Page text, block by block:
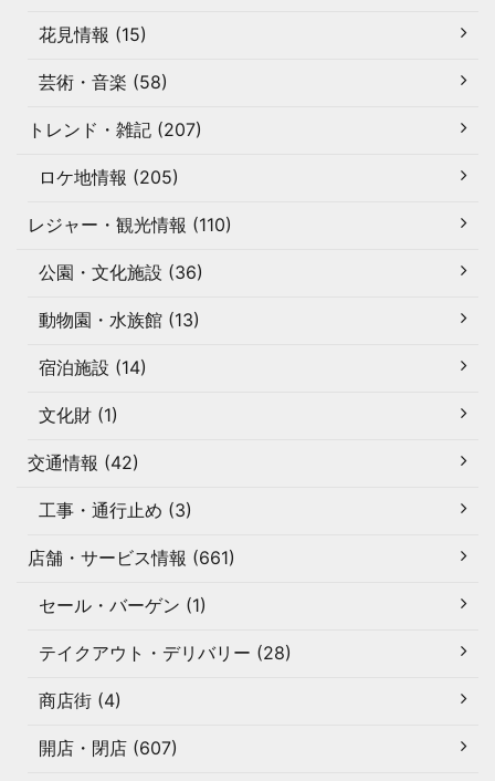
花見情報 (15)
芸術・音楽 (58)
トレンド・雑記 (207)
ロケ地情報 (205)
レジャー・観光情報 (110)
公園・文化施設 (36)
動物園・水族館 (13)
宿泊施設 (14)
文化財 (1)
交通情報 (42)
工事・通行止め (3)
店舗・サービス情報 (661)
セール・バーゲン (1)
テイクアウト・デリバリー (28)
商店街 (4)
開店・閉店 (607)